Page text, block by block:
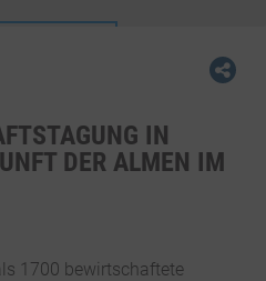
IN
DER ALMEN IM
1700 bewirtschaftete